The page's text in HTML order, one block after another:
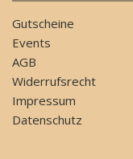
Gutscheine
Events
AGB
Widerrufsrecht
Impressum
Datenschutz